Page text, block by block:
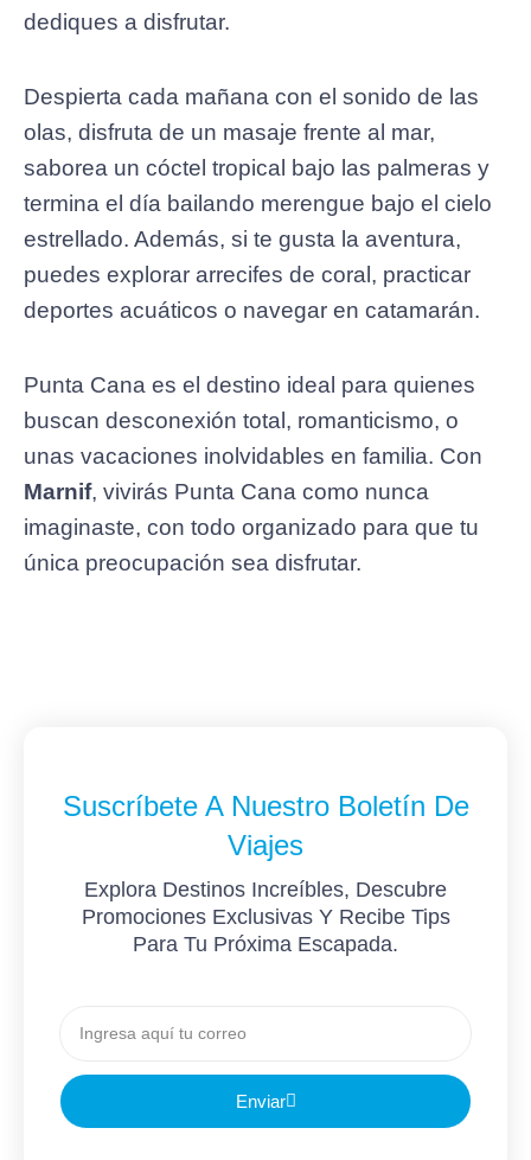
dediques a disfrutar.
Despierta cada mañana con el sonido de las
olas, disfruta de un masaje frente al mar,
saborea un cóctel tropical bajo las palmeras y
termina el día bailando merengue bajo el cielo
estrellado. Además, si te gusta la aventura,
puedes explorar arrecifes de coral, practicar
deportes acuáticos o navegar en catamarán.
Punta Cana es el destino ideal para quienes
buscan desconexión total, romanticismo, o
unas vacaciones inolvidables en familia. Con
Marnif, vivirás Punta Cana como nunca
imaginaste, con todo organizado para que tu
única preocupación sea disfrutar.
Suscríbete A Nuestro Boletín De
Viajes
Explora Destinos Increíbles, Descubre
Promociones Exclusivas Y Recibe Tips
Para Tu Próxima Escapada.
electronico
Enviar